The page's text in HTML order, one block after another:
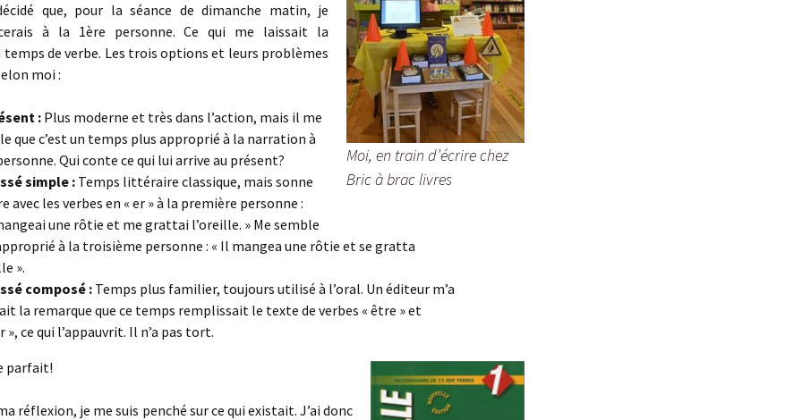
Les Abysses
Pétronille inc.
Romane et les émotis
Victor Cordi
Le Soutermonde
d’intelligence
Moi, en train d’écrire chez
Bric à brac livres
que, pour la séance de dimanche matin, je
à la 1ère personne. Ce qui me laissait la
temps de verbe. Les trois options et leurs problèmes
moi :
: Plus moderne et très dans l’action, mais il me
que c’est un temps plus approprié à la narration à
Qui conte ce qui lui arrive au présent?
simple : Temps littéraire classique, mais sonne
avec les verbes en « er » à la première personne :
une rôtie et me grattai l’oreille. » Me semble
à la troisième personne : « Il mangea une rôtie et se gratta
».
composé : Temps plus familier, toujours utilisé à l’oral. Un éditeur m’a
la remarque que ce temps remplissait le texte de verbes « être » et
», ce qui l’appauvrit. Il n’a pas tort.
parfait!
réflexion, je me suis penché sur ce qui existait. J’ai donc